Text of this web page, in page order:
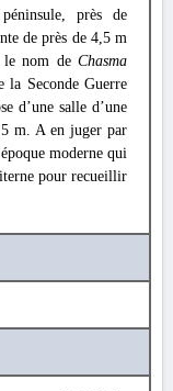
près de
de près de 4,5 m
le nom de Chasma
la Seconde Guerre
d’une salle d’une
m. A en juger par
moderne qui
pour recueillir